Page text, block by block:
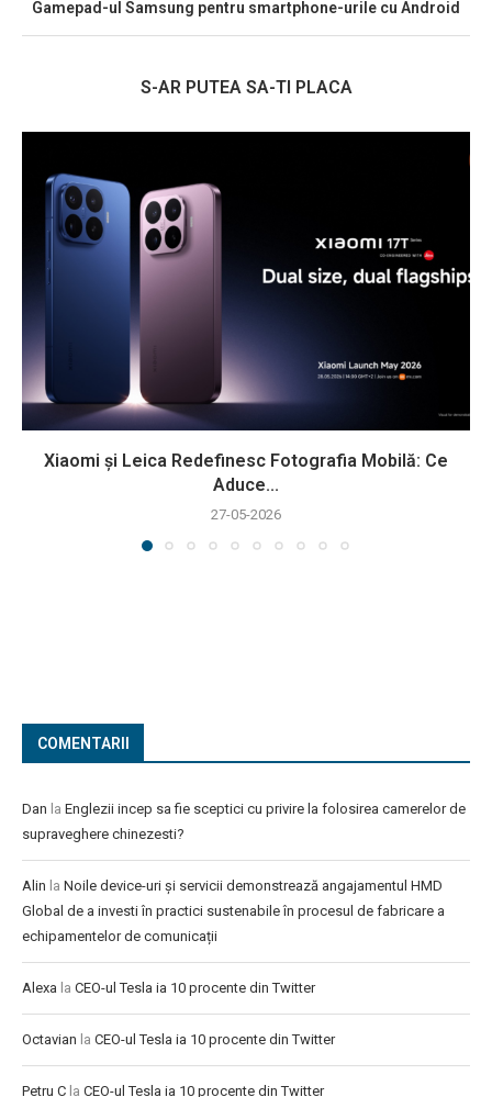
Gamepad-ul Samsung pentru smartphone-urile cu Android
S-AR PUTEA SA-TI PLACA
Xiaomi și Leica Redefinesc Fotografia Mobilă: Ce
Aduce...
27-05-2026
COMENTARII
Dan la Englezii incep sa fie sceptici cu privire la folosirea camerelor de
supraveghere chinezesti?
Alin la Noile device-uri și servicii demonstrează angajamentul HMD
Global de a investi în practici sustenabile în procesul de fabricare a
echipamentelor de comunicații
Alexa la CEO-ul Tesla ia 10 procente din Twitter
Octavian la CEO-ul Tesla ia 10 procente din Twitter
Petru C la CEO-ul Tesla ia 10 procente din Twitter